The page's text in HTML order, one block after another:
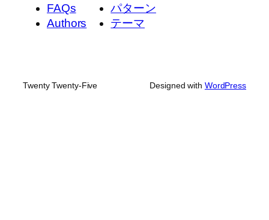
FAQs
Authors
パターン
テーマ
Twenty Twenty-Five Designed with WordPress